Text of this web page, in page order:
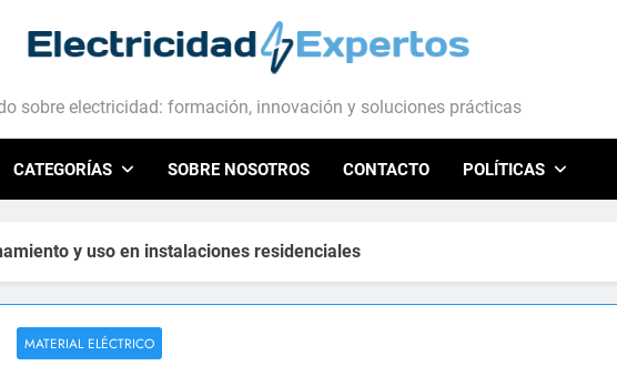
Expertos
sobre electricidad: formación, innovación y soluciones prácticas
CATEGORÍAS SOBRE NOSOTROS CONTACTO POLÍTICAS
y uso en instalaciones residenciales
MATERIAL ELÉCTRICO